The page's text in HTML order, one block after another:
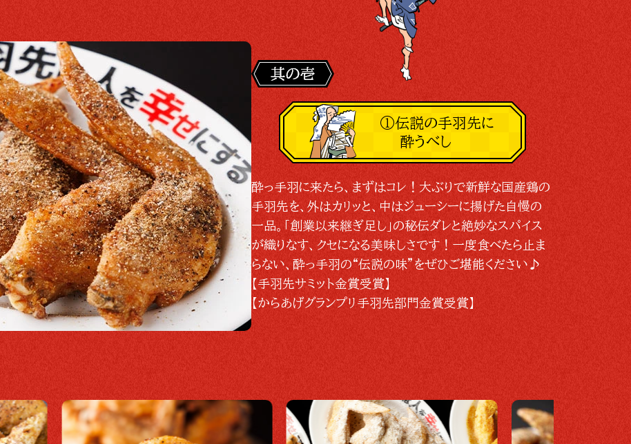
①伝説の手羽先に
酔うべし
酔っ手羽に来たら、まずはコレ！大ぶりで新鮮な国産鶏の
手羽先を、外はカリッと、中はジューシーに揚げた自慢の
一品。「創業以来継ぎ足し」の秘伝ダレと絶妙なスパイス
が織りなす、クセになる美味しさです！一度食べたら止ま
らない、酔っ手羽の“伝説の味”をぜひご堪能ください♪
【手羽先サミット金賞受賞】
【からあげグランプリ手羽先部門金賞受賞】